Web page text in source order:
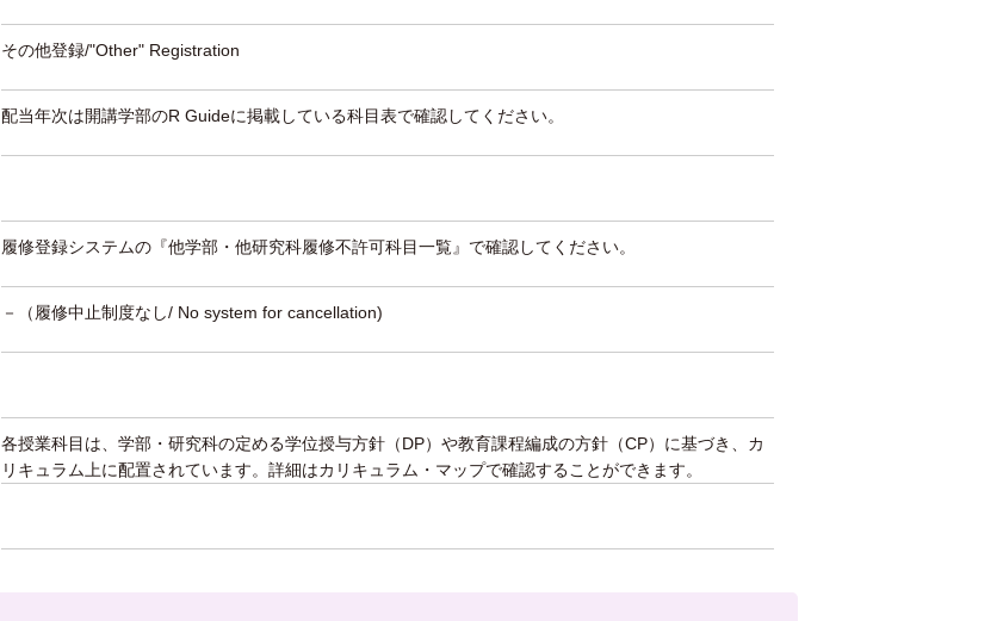
その他登録/"Other" Registration
配当年次は開講学部のR Guideに掲載している科目表で確認してください。
履修登録システムの『他学部・他研究科履修不許可科目一覧』で確認してください。
－（履修中止制度なし/ No system for cancellation)
各授業科目は、学部・研究科の定める学位授与方針（DP）や教育課程編成の方針（CP）に基づき、カ
リキュラム上に配置されています。詳細はカリキュラム・マップで確認することができます。